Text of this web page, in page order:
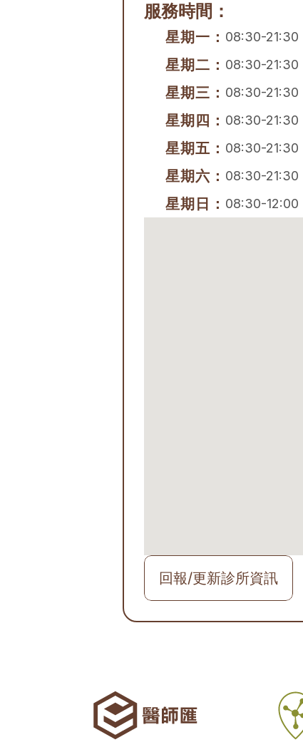
服務時間：
星期一： 08:30-21:30
星期二： 08:30-21:30
星期三： 08:30-21:30
星期四： 08:30-21:30
星期五： 08:30-21:30
星期六： 08:30-21:30
星期日： 08:30-12:00
回報/更新診所資訊